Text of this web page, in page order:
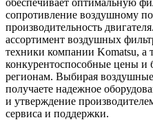
сопротивление воздушному
производительность
ассортимент воздушных
техники компании Komatsu, а
конкурентоспособные цены и
регионам. Выбирая
получаете надежное
и утверждение
сервиса и поддержки.